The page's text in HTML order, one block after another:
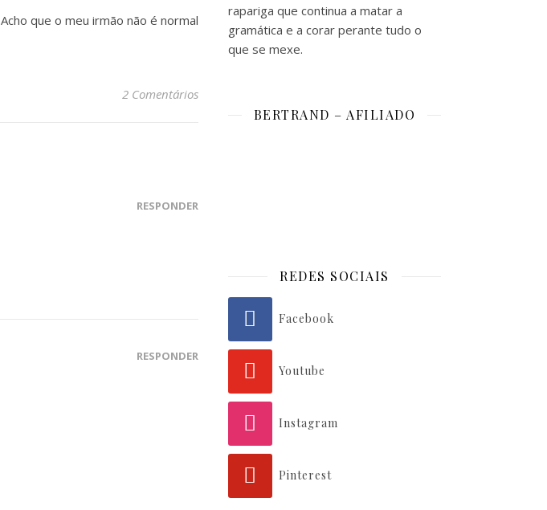
Acho que o meu irmão não é normal
2 Comentários
RESPONDER
RESPONDER
rapariga que continua a matar a
gramática e a corar perante tudo o
que se mexe.
BERTRAND – AFILIADO
REDES SOCIAIS
Facebook
Youtube
Instagram
Pinterest